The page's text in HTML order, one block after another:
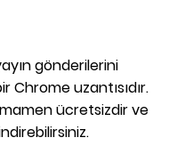
gönderilerini
Chrome uzantısıdır.
ücretsizdir ve